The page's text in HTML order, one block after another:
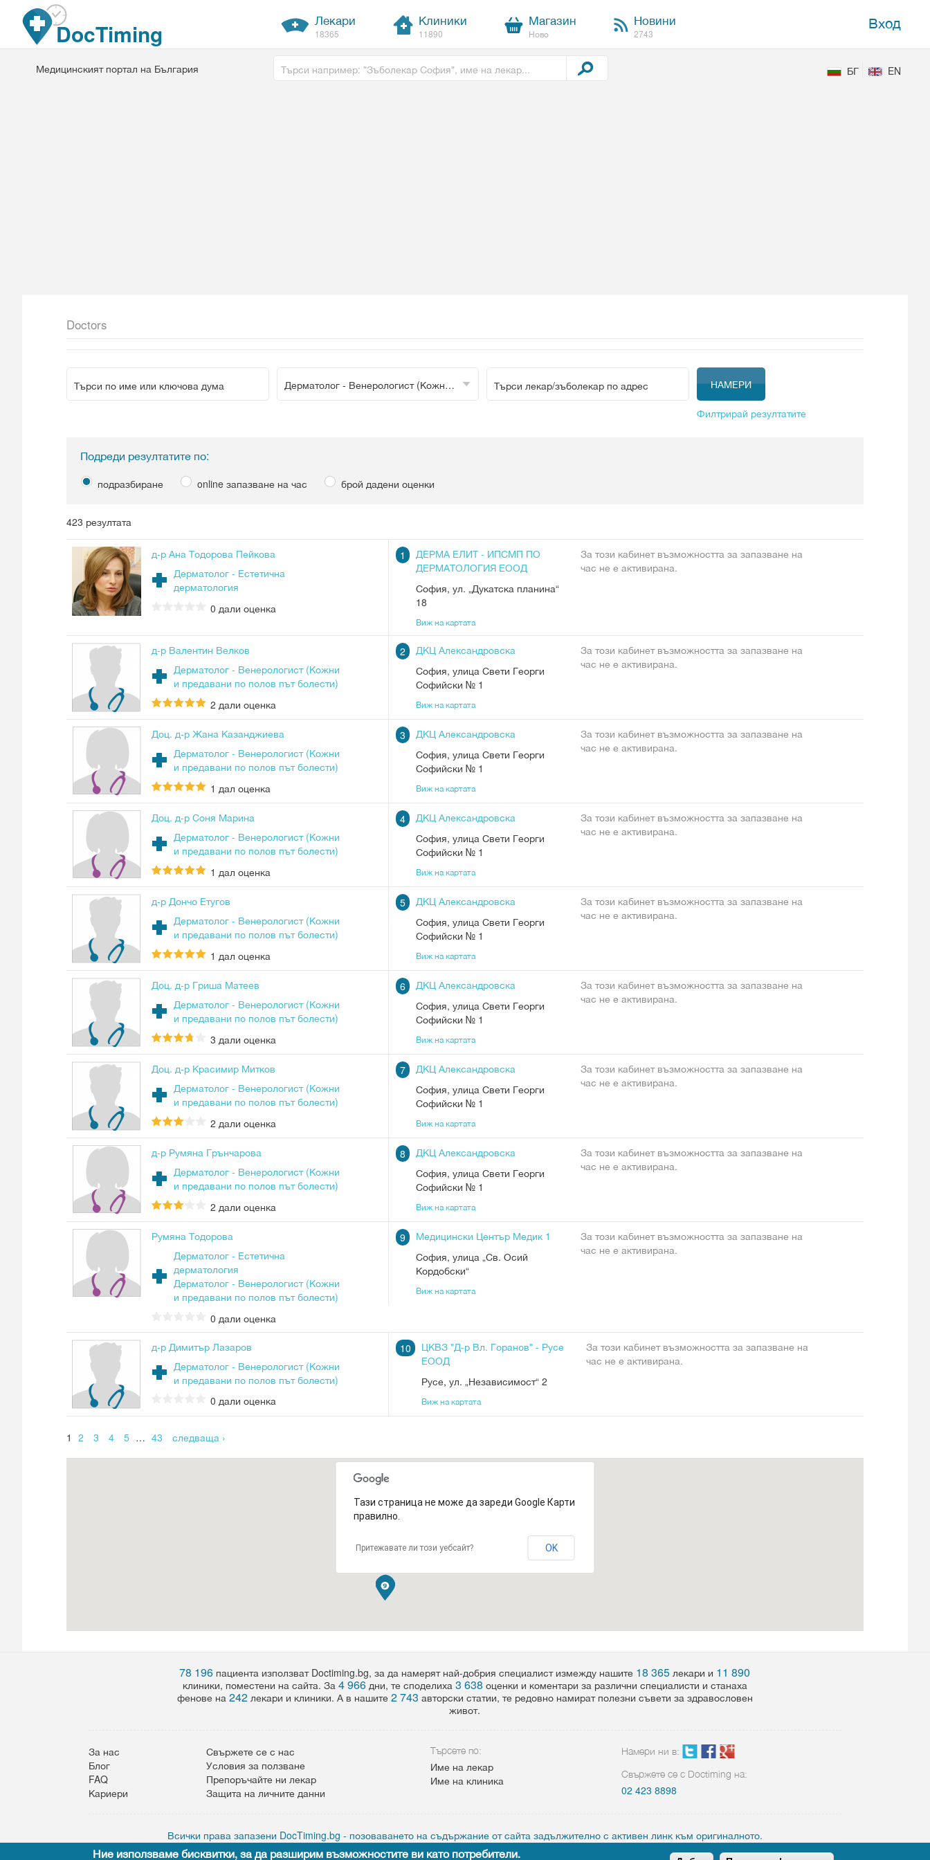
Премини към основното съдържание
DocTiming Лекари
18365
Клиники
11890
Магазин
Ново
Новини
2743
Вход
Медицинският портал на България БГ EN
Doctors
Дерматолог - Венерологист (Кожни и предавани по полов път болести)
Филтрирай резултатите
Подреди резултатите по:
подразбиране online запазване на час брой дадени оценки
423 резултата
д-р Ана Тодорова Пейкова
Дерматолог - Естетична
дерматология
0 дали оценка
1
ДЕРМА ЕЛИТ - ИПСМП ПО
ДЕРМАТОЛОГИЯ ЕООД
София, ул. „Дукатска планина“
18
Виж на картата
За този кабинет възможността за запазване на
час не е активирана.
д-р Валентин Велков
Дерматолог - Венерологист (Кожни
и предавани по полов път болести)
2 дали оценка
2
ДКЦ Александровска
София, улица Свети Георги
Софийски № 1
Виж на картата
За този кабинет възможността за запазване на
час не е активирана.
Доц. д-р Жана Казанджиева
Дерматолог - Венерологист (Кожни
и предавани по полов път болести)
1 дал оценка
3
ДКЦ Александровска
София, улица Свети Георги
Софийски № 1
Виж на картата
За този кабинет възможността за запазване на
час не е активирана.
Доц. д-р Соня Марина
Дерматолог - Венерологист (Кожни
и предавани по полов път болести)
1 дал оценка
4
ДКЦ Александровска
София, улица Свети Георги
Софийски № 1
Виж на картата
За този кабинет възможността за запазване на
час не е активирана.
д-р Дончо Етугов
Дерматолог - Венерологист (Кожни
и предавани по полов път болести)
1 дал оценка
5
ДКЦ Александровска
София, улица Свети Георги
Софийски № 1
Виж на картата
За този кабинет възможността за запазване на
час не е активирана.
Доц. д-р Гриша Матеев
Дерматолог - Венерологист (Кожни
и предавани по полов път болести)
3 дали оценка
6
ДКЦ Александровска
София, улица Свети Георги
Софийски № 1
Виж на картата
За този кабинет възможността за запазване на
час не е активирана.
Доц. д-р Красимир Митков
Дерматолог - Венерологист (Кожни
и предавани по полов път болести)
2 дали оценка
7
ДКЦ Александровска
София, улица Свети Георги
Софийски № 1
Виж на картата
За този кабинет възможността за запазване на
час не е активирана.
д-р Румяна Грънчарова
Дерматолог - Венерологист (Кожни
и предавани по полов път болести)
2 дали оценка
8
ДКЦ Александровска
София, улица Свети Георги
Софийски № 1
Виж на картата
За този кабинет възможността за запазване на
час не е активирана.
Румяна Тодорова
Дерматолог - Естетична
дерматология
Дерматолог - Венерологист (Кожни
и предавани по полов път болести)
0 дали оценка
9
Медицински Център Медик 1
София, улица „Св. Осий
Кордобски“
Виж на картата
За този кабинет възможността за запазване на
час не е активирана.
д-р Димитър Лазаров
Дерматолог - Венерологист (Кожни
и предавани по полов път болести)
0 дали оценка
10
ЦКВЗ "Д-р Вл. Горанов" - Русе
ЕООД
Русе, ул. „Независимост“ 2
Виж на картата
За този кабинет възможността за запазване на
час не е активирана.
1 2 3 4 5 … 43 следваща ›
Тази страница не може да зареди Google Карти
правилно.
Притежавате ли този уебсайт? OK
78 196 пациента използват Doctiming.bg, за да намерят най-добрия специалист измежду нашите 18 365 лекари и 11 890
клиники, поместени на сайта. За 4 966дни, те споделиха 3 638 оценки и коментари за различни специалисти и станаха
фенове на 242лекари и клиники. А в нашите 2 743 авторски статии, те редовно намират полезни съвети за здравословен
живот.
За нас
Свържете се с нас
Блог
Условия за ползване
FAQ
Препоръчайте ни лекар
Кариери
Защита на личните данни
Търсете по:
Име на лекар
Име на клиника
Намери ни в:
Свържете се с Doctiming на:
02 423 8898
Всички права запазени DocTiming.bg - позоваването на съдържание от сайта задължително с активен линк към оригиналното.
Ние използваме бисквитки, за да разширим възможностите ви като потребители.